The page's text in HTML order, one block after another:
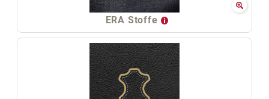
ERA Stoffe